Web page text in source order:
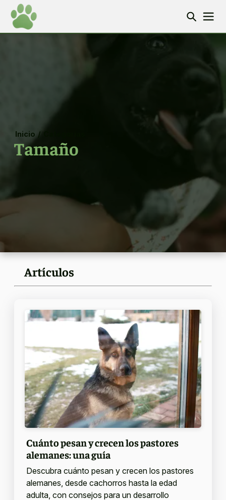
Inicio /
Tamaño
Artículos
Cuánto pesan y crecen los pastores
alemanes: una guía
Descubra cuánto pesan y crecen los pastores
alemanes, desde cachorros hasta la edad
adulta, con consejos para un desarrollo